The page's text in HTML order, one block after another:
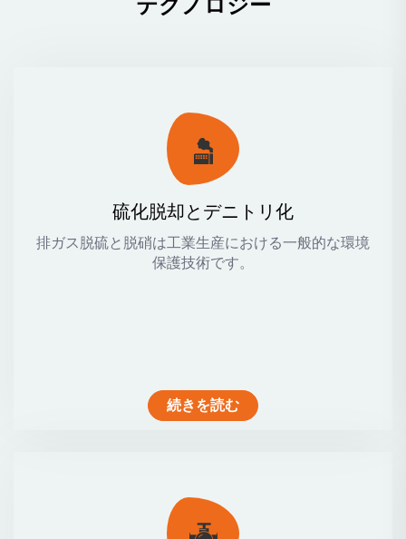
硫化脱却とデニトリ化
排ガス脱硫と脱硝は工業生産における一般的な環境
保護技術です。
続きを読む